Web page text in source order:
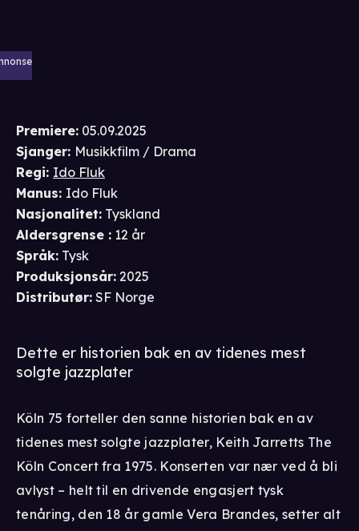
Premiere: 05.09.2025
Sjanger: Musikkfilm / Drama
Regi: Ido Fluk
Manus: Ido Fluk
Nasjonalitet: Tyskland
Aldersgrense : 12 år
Språk: Tysk
Produksjonsår: 2025
Distributør: SF Norge
Dette er historien bak en av tidenes mest
solgte jazzplater
Köln 75 forteller den sanne historien bak en av
tidenes mest solgte jazzplater, Keith Jarretts The
Köln Concert fra 1975. Konserten var nær ved å bli
avlyst – helt til en drivende engasjert tysk
tenåring, den 18 år gamle Vera Brandes, setter alt